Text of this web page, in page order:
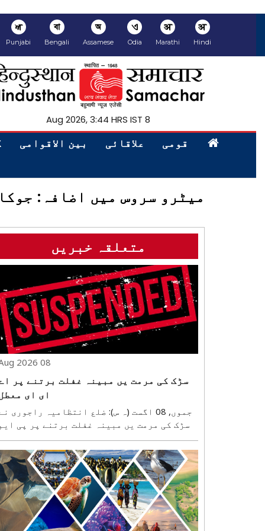
अ
Hindi
अ
Marathi
ଏ
Odia
অ
Assamese
বা
Bengali
ਅ
Punjabi
8 Aug 2026, 3:44 HRS IST
قومی علاقائی بین الاقوامی
میٹرو سروس میں اضافہ: جوکا سے
متعلقہ خبریں
08 Aug 2026
سڑک کی مرمت یں مبینہ غفلت برتنے پر
ای ای
جموں, 08 اگست (ہ س): ضلع
سڑک کی مرمت یں مبینہ غفلت برتنے پر پی ایم
ایگزیکٹو انجینئر (اے ای ای) کو فوری طور
معطل کر دیا ہے، جبکہ پی ایم جی ایس
ڈویژن راجوری کے ایگزیکٹو انجینئر کی